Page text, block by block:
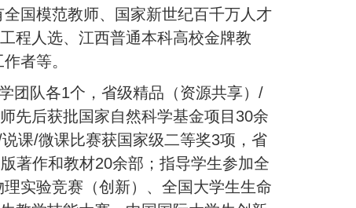
国模范教师、国家新世纪百千万人才
程人选、江西普通本科高校金牌教
者等。
团队各1个，省级精品（资源共享）/
先后获批国家自然科学基金项目30余
课/微课比赛获国家级二等奖3项，省
著作和教材20余部；指导学生参加全
实验竞赛（创新）、全国大学生生命